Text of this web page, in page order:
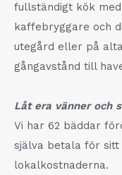
fullständigt kök
kaffebryggare och
utegård eller på
gångavstånd till
Låt era vänner och
Vi har 62 bäddar
själva betala för
lokalkostnaderna.